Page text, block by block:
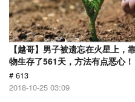
【越哥】男子被遗忘在火星上，
物生存了561天，方法有点恶心！
# 613
2018-10-25 03:09